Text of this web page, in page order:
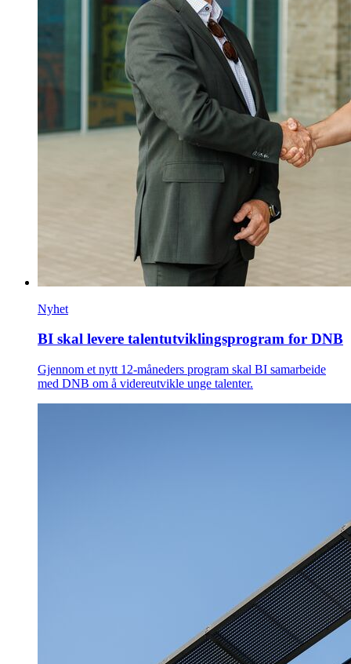
Nyhet
BI skal levere talentutviklingsprogram for DNB
Gjennom et nytt 12-måneders program skal BI samarbeide
med DNB om å videreutvikle unge talenter.